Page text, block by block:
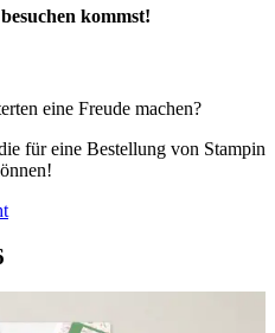
kommst!
eine Freude machen?
für eine Bestellung von Stampin